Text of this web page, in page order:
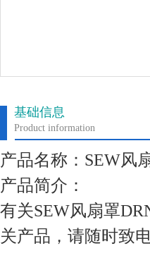
基础信息
Product information
产品名称：SEW风
产品简介：
有关SEW风扇罩
关产品，请随时致